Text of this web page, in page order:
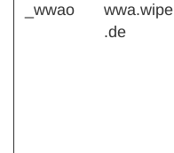
_wwao
wwa.wipe
.de